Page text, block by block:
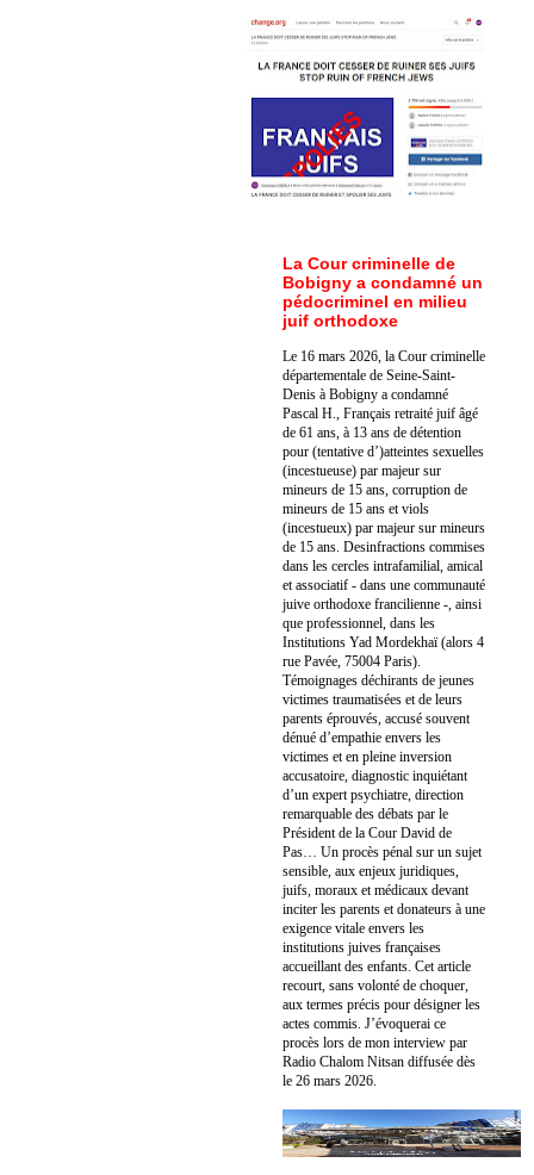
La Cour criminelle de
Bobigny a condamné un
pédocriminel en milieu
juif orthodoxe
Le 16 mars 2026, la Cour criminelle
départementale de Seine-Saint-
Denis à Bobigny a condamné
Pascal H., Français retraité juif âgé
de 61 ans, à 13 ans de détention
pour (tentative d’)atteintes sexuelles
(incestueuse) par majeur sur
mineurs de 15 ans, corruption de
mineurs de 15 ans et viols
(incestueux) par majeur sur mineurs
de 15 ans. Desinfractions commises
dans les cercles intrafamilial, amical
et associatif - dans une communauté
juive orthodoxe francilienne -, ainsi
que professionnel, dans les
Institutions Yad Mordekhaï (alors 4
rue Pavée, 75004 Paris).
Témoignages déchirants de jeunes
victimes traumatisées et de leurs
parents éprouvés, accusé souvent
dénué d’empathie envers les
victimes et en pleine inversion
accusatoire, diagnostic inquiétant
d’un expert psychiatre, direction
remarquable des débats par le
Président de la Cour David de
Pas… Un procès pénal sur un sujet
sensible, aux enjeux juridiques,
juifs, moraux et médicaux devant
inciter les parents et donateurs à une
exigence vitale envers les
institutions juives françaises
accueillant des enfants. Cet article
recourt, sans volonté de choquer,
aux termes précis pour désigner les
actes commis. J’évoquerai ce
procès lors de mon interview par
Radio Chalom Nitsan diffusée dès
le 26 mars 2026.